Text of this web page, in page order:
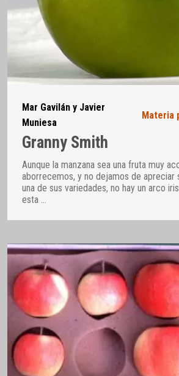
Mar Gavilán y Javier
Muniesa
Materia
Granny Smith
Aunque la manzana sea una fruta muy
aborrecemos, y no dejamos de apreciar
una de sus variedades, no hay un arco
esta …